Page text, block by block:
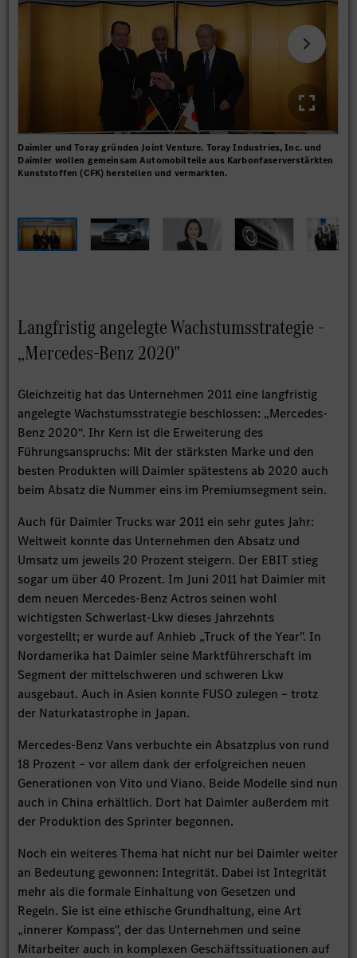
Daimler und Toray gründen Joint Venture. Toray Industries, Inc. und
Daimler wollen gemeinsam Automobilteile aus Karbonfaserverstärkten
Kunststoffen (CFK) herstellen und vermarkten.
Langfristig angelegte Wachstumsstrategie -
„Mercedes-Benz 2020"
Gleichzeitig hat das Unternehmen 2011 eine langfristig
angelegte Wachstumsstrategie beschlossen: „Mercedes-
Benz 2020“. Ihr Kern ist die Erweiterung des
Führungsanspruchs: Mit der stärksten Marke und den
besten Produkten will Daimler spätestens ab 2020 auch
beim Absatz die Nummer eins im Premiumsegment sein.
Auch für Daimler Trucks war 2011 ein sehr gutes Jahr:
Weltweit konnte das Unternehmen den Absatz und
Umsatz um jeweils 20 Prozent steigern. Der EBIT stieg
sogar um über 40 Prozent. Im Juni 2011 hat Daimler mit
dem neuen Mercedes-Benz Actros seinen wohl
wichtigsten Schwerlast-Lkw dieses Jahrzehnts
vorgestellt; er wurde auf Anhieb „Truck of the Year". In
Nordamerika hat Daimler seine Marktführerschaft im
Segment der mittelschweren und schweren Lkw
ausgebaut. Auch in Asien konnte FUSO zulegen – trotz
der Naturkatastrophe in Japan.
Mercedes-Benz Vans verbuchte ein Absatzplus von rund
18 Prozent – vor allem dank der erfolgreichen neuen
Generationen von Vito und Viano. Beide Modelle sind nun
auch in China erhältlich. Dort hat Daimler außerdem mit
der Produktion des Sprinter begonnen.
Noch ein weiteres Thema hat nicht nur bei Daimler weiter
an Bedeutung gewonnen: Integrität. Dabei ist Integrität
mehr als die formale Einhaltung von Gesetzen und
Regeln. Sie ist eine ethische Grundhaltung, eine Art
„innerer Kompass", der das Unternehmen und seine
Mitarbeiter auch in komplexen Geschäftssituationen auf